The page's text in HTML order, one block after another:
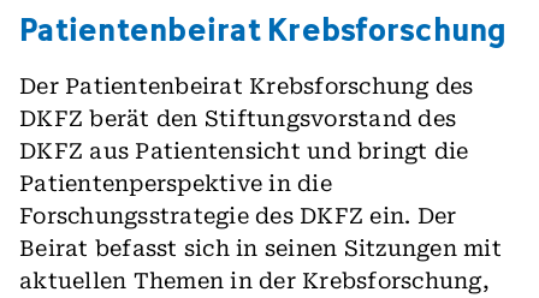
Patientenbeirat Krebsforschung
Der Patientenbeirat Krebsforschung des
DKFZ berät den Stiftungsvorstand des
DKFZ aus Patientensicht und bringt die
Patientenperspektive in die
Forschungsstrategie des DKFZ ein. Der
Beirat befasst sich in seinen Sitzungen mit
aktuellen Themen in der Krebsforschung,